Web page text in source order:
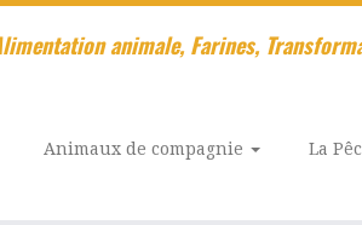
animale, Farines,
Animaux de compagnie
La